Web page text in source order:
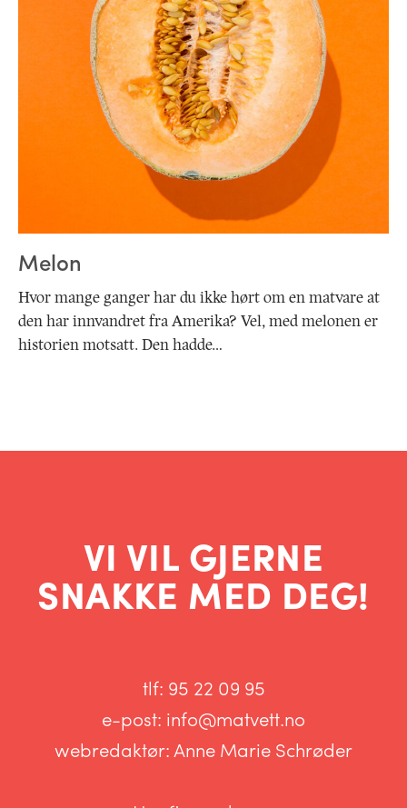
Melon
Hvor mange ganger har du ikke hørt om en matvare at
den har innvandret fra Amerika? Vel, med melonen er
historien motsatt. Den hadde…
VI VIL GJERNE
SNAKKE MED DEG!
tlf: 95 22 09 95
e-post: info@matvett.no
webredaktør: Anne Marie Schrøder